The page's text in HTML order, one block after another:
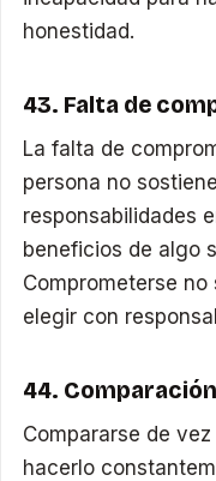
honestidad.
43. Falta de
La falta de
persona no
responsabilidades
beneficios de algo
Comprometerse
elegir con
44.
Compararse de
hacerlo